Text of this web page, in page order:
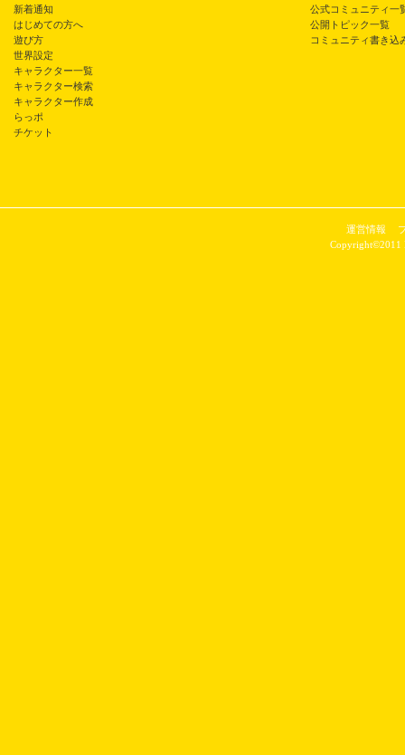
新着通知
はじめての方へ
遊び方
世界設定
キャラクター一覧
キャラクター検索
キャラクター作成
らっポ
チケット
公式コミュニティ一
公開トピック一覧
コミュニティ書き込
運営情報
Copyright©2011